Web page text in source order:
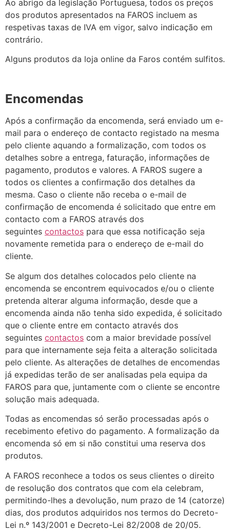
Ao abrigo da legislação Portuguesa, todos os preços
dos produtos apresentados na FAROS incluem as
respetivas taxas de IVA em vigor, salvo indicação em
contrário.
Alguns produtos da loja online da Faros contém sulfitos.
Encomendas
Após a confirmação da encomenda, será enviado um e-
mail para o endereço de contacto registado na mesma
pelo cliente aquando a formalização, com todos os
detalhes sobre a entrega, faturação, informações de
pagamento, produtos e valores. A FAROS sugere a
todos os clientes a confirmação dos detalhes da
mesma. Caso o cliente não receba o e-mail de
confirmação de encomenda é solicitado que entre em
contacto com a FAROS através dos
seguintes contactos para que essa notificação seja
novamente remetida para o endereço de e-mail do
cliente.
Se algum dos detalhes colocados pelo cliente na
encomenda se encontrem equivocados e/ou o cliente
pretenda alterar alguma informação, desde que a
encomenda ainda não tenha sido expedida, é solicitado
que o cliente entre em contacto através dos
seguintes contactos com a maior brevidade possível
para que internamente seja feita a alteração solicitada
pelo cliente. As alterações de detalhes de encomendas
já expedidas terão de ser analisadas pela equipa da
FAROS para que, juntamente com o cliente se encontre
solução mais adequada.
Todas as encomendas só serão processadas após o
recebimento efetivo do pagamento. A formalização da
encomenda só em si não constitui uma reserva dos
produtos.
A FAROS reconhece a todos os seus clientes o direito
de resolução dos contratos que com ela celebram,
permitindo-lhes a devolução, num prazo de 14 (catorze)
dias, dos produtos adquiridos nos termos do Decreto-
Lei n.º 143/2001 e Decreto-Lei 82/2008 de 20/05.